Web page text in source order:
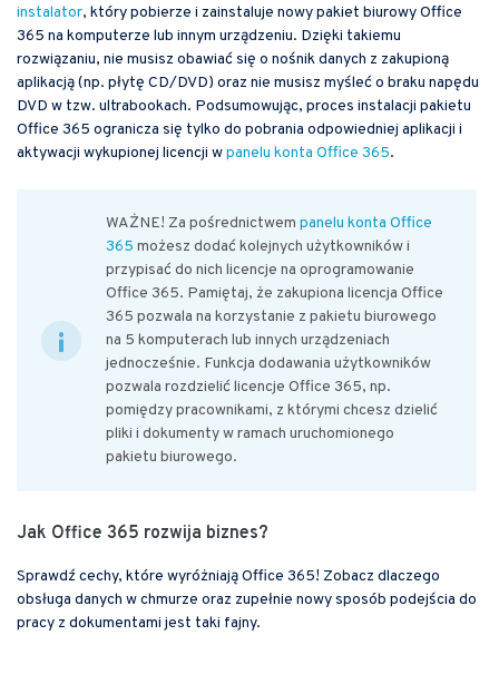
instalator, który pobierze i zainstaluje nowy pakiet biurowy Office
365 na komputerze lub innym urządzeniu. Dzięki takiemu
rozwiązaniu, nie musisz obawiać się o nośnik danych z zakupioną
aplikacją (np. płytę CD/DVD) oraz nie musisz myśleć o braku napędu
DVD w tzw. ultrabookach. Podsumowując, proces instalacji pakietu
Office 365 ogranicza się tylko do pobrania odpowiedniej aplikacji i
aktywacji wykupionej licencji wpanelu konta Office 365.
WAŻNE! Za pośrednictwem panelu konta Office
365 możesz dodać kolejnych użytkowników i
przypisać do nich licencje na oprogramowanie
Office 365. Pamiętaj, że zakupiona licencja Office
365 pozwala na korzystanie z pakietu biurowego
na 5 komputerach lub innych urządzeniach
jednocześnie. Funkcja dodawania użytkowników
pozwala rozdzielić licencje Office 365, np.
pomiędzy pracownikami, z którymi chcesz dzielić
pliki i dokumenty w ramach uruchomionego
pakietu biurowego.
Jak Office 365 rozwija biznes?
Sprawdź cechy, które wyróżniają Office 365! Zobacz dlaczego
obsługa danych w chmurze oraz zupełnie nowy sposób podejścia do
pracy z dokumentami jest taki fajny.